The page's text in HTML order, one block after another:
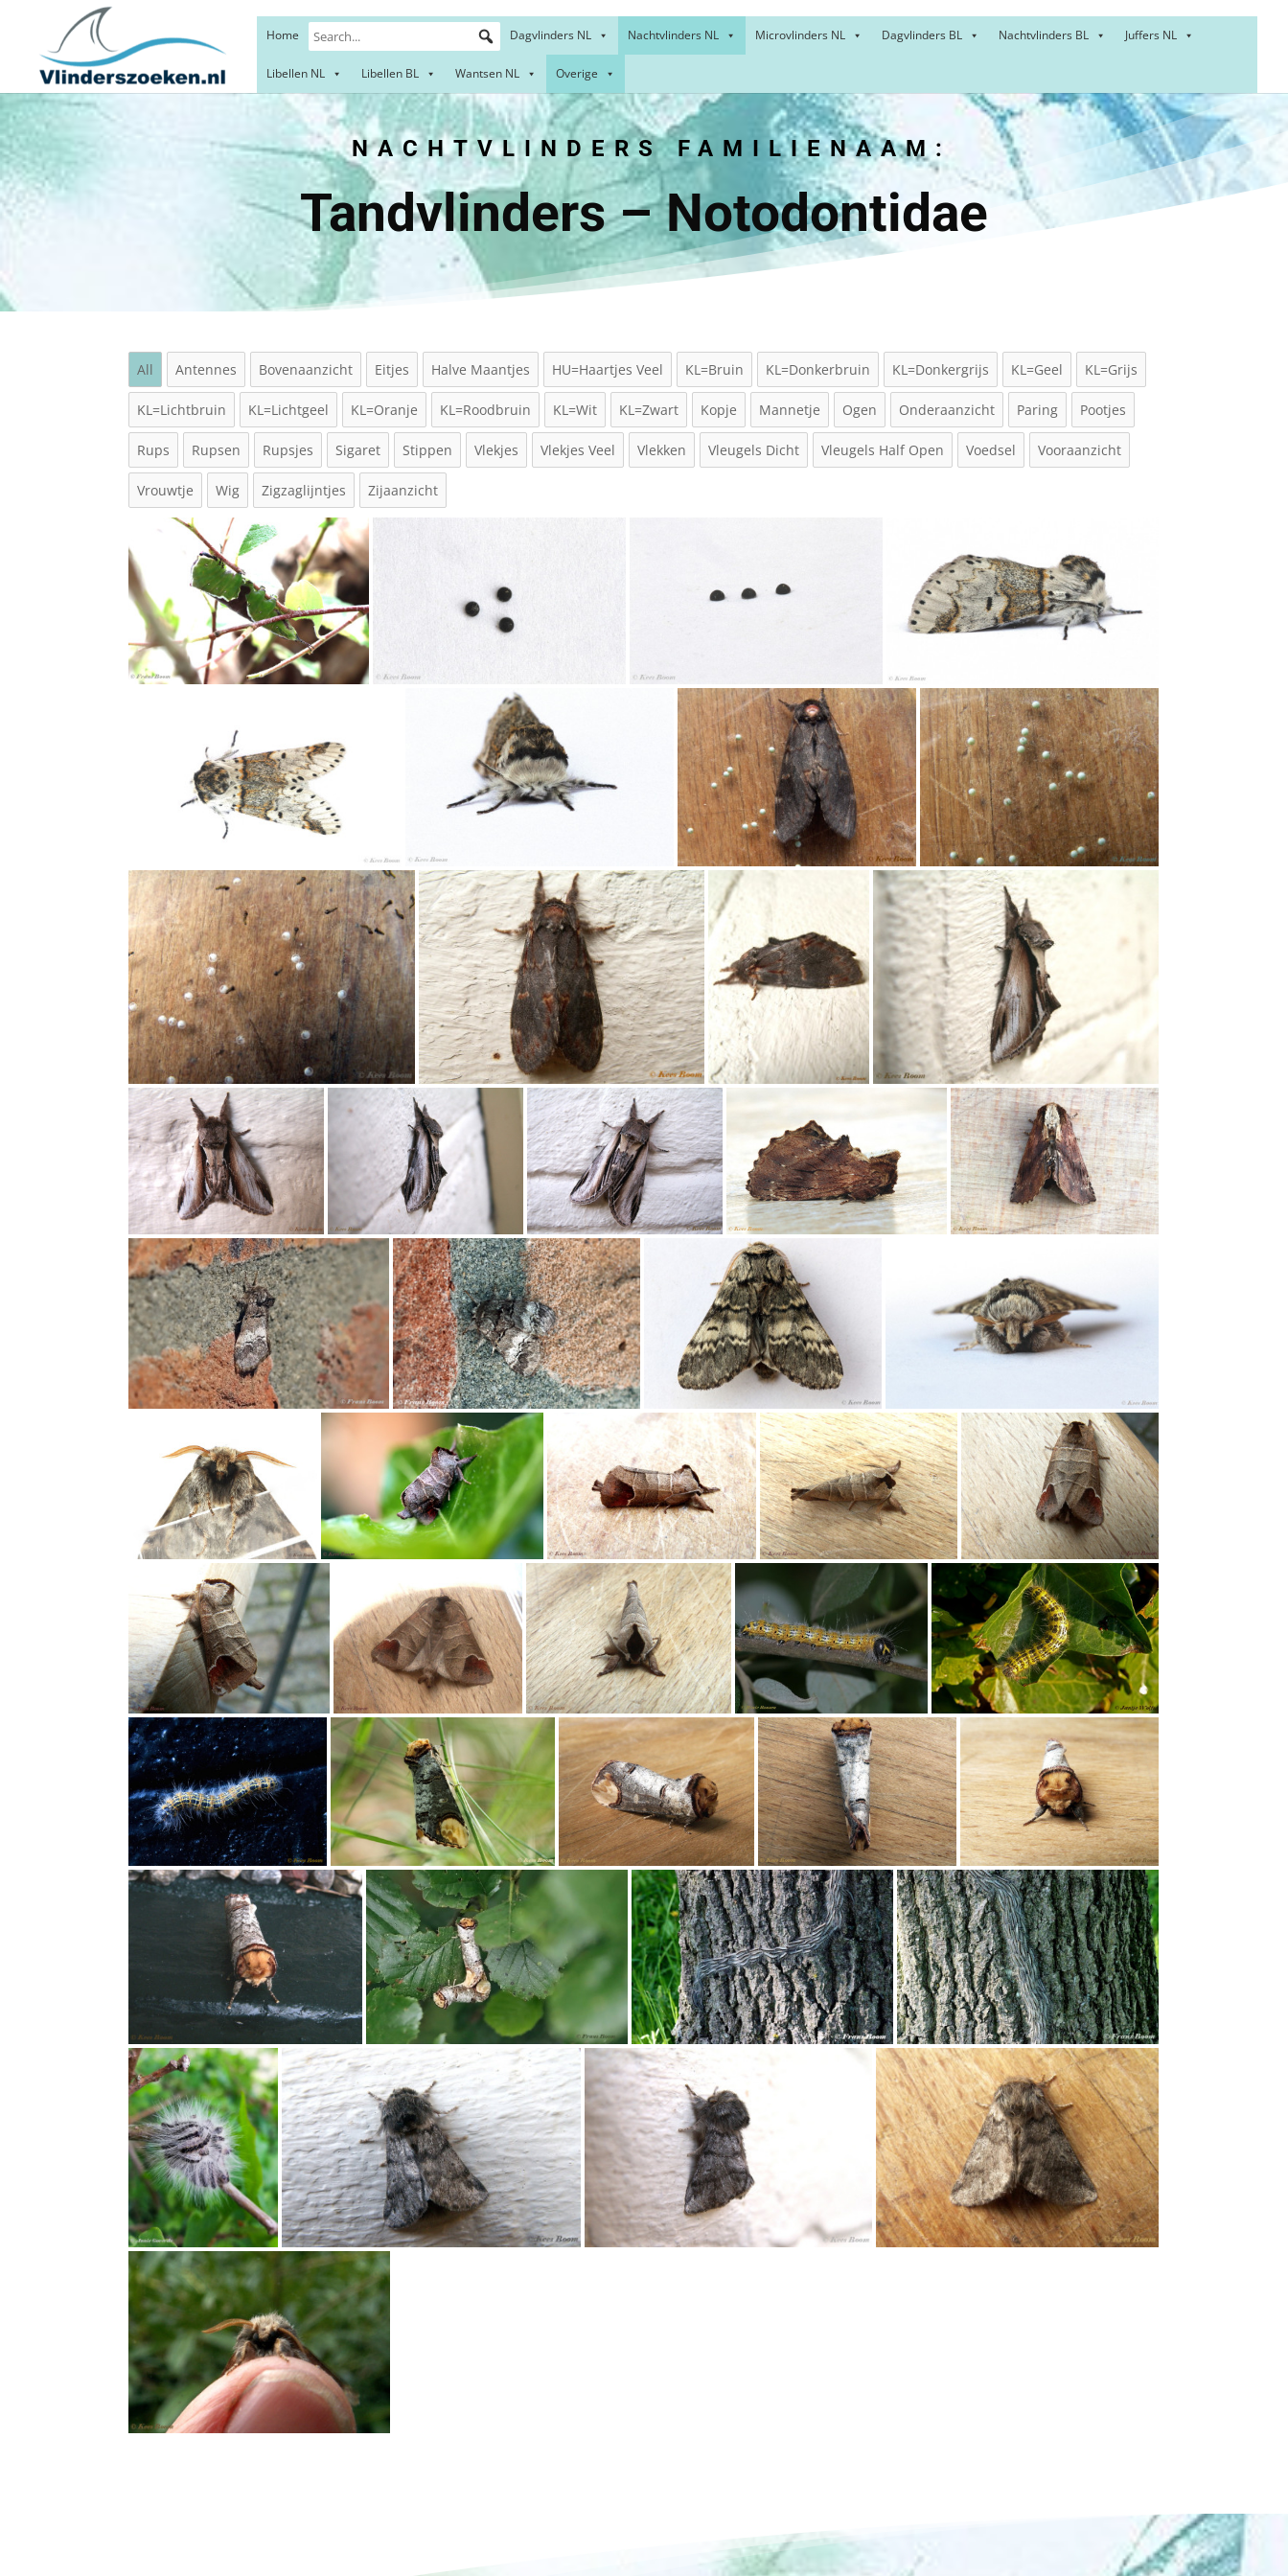
Home Dagvlinders NL Nachtvlinders NL Microvlinders NL Dagvlinders BL Nachtvlinders BL Juffers NL
Libellen NL Libellen BL Wantsen NL Overige
NACHTVLINDERS FAMILIENAAM:
Tandvlinders – Notodontidae
All Antennes Bovenaanzicht Eitjes Halve Maantjes HU=Haartjes Veel KL=Bruin KL=Donkerbruin KL=Donkergrijs KL=Geel KL=Grijs
KL=Lichtbruin KL=Lichtgeel KL=Oranje KL=Roodbruin KL=Wit KL=Zwart Kopje Mannetje Ogen Onderaanzicht Paring Pootjes
Rups Rupsen Rupsjes Sigaret Stippen Vlekjes Vlekjes Veel Vlekken Vleugels Dicht Vleugels Half Open Voedsel Vooraanzicht
Vrouwtje Wig Zigzaglijntjes Zijaanzicht